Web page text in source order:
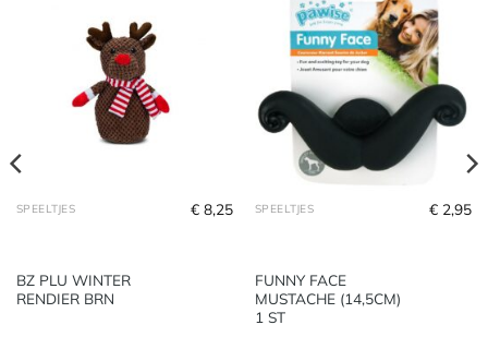
SPEELTJES
BZ PLU WINTER
RENDIER BRN
€ 8,25 SPEELTJES
FUNNY FACE
MUSTACHE (14,5CM)
1 ST
€ 2,95